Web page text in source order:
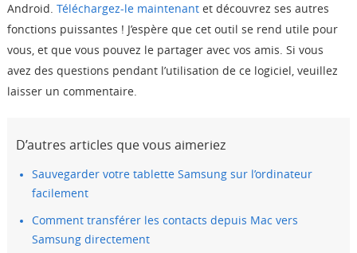
Android. Téléchargez-le maintenantet découvrez ses autres
fonctions puissantes ! J’espère que cet outil se rend utile pour
vous, et que vous pouvez le partager avec vos amis. Si vous
avez des questions pendant l’utilisation de ce logiciel, veuillez
laisser un commentaire.
D’autres articles que vous aimeriez
Sauvegarder votre tablette Samsung sur l’ordinateur
facilement
Comment transférer les contacts depuis Mac vers
Samsung directement